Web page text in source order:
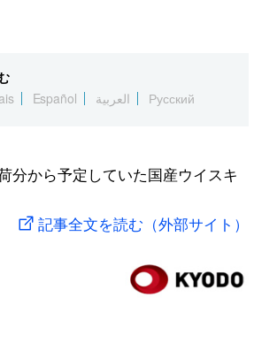
Español العربية Русский
分から予定していた国産ウイスキ
記事全文を読む（外部サイト）